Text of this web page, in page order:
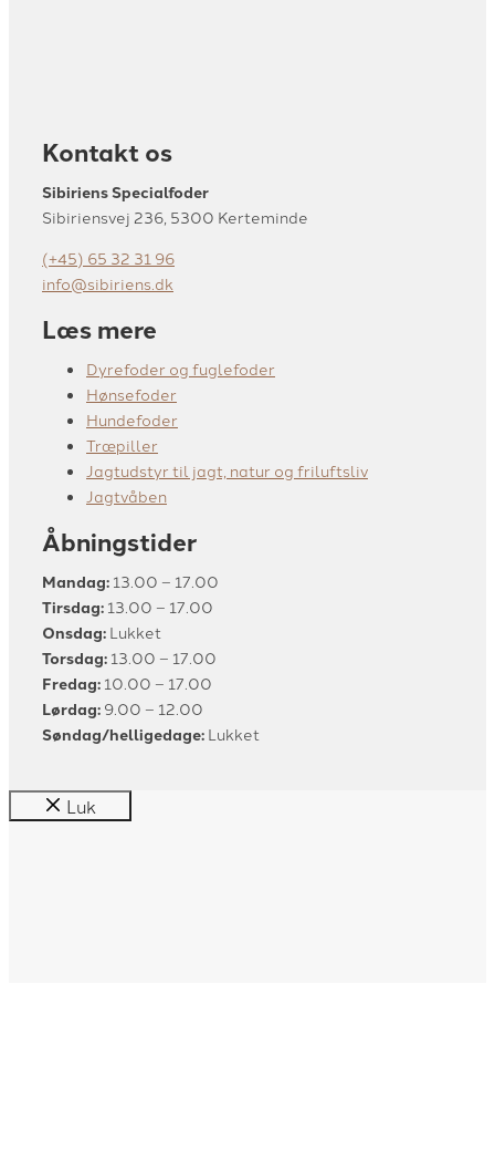
Kontakt os
Sibiriens Specialfoder
Sibiriensvej 236, 5300 Kerteminde
(+45) 65 32 31 96
info@sibiriens.dk
Læs mere
Dyrefoder og fuglefoder
Hønsefoder
Hundefoder
Træpiller
Jagtudstyr til jagt, natur og friluftsliv
Jagtvåben
Åbningstider
Mandag: 13.00 – 17.00
Tirsdag: 13.00 – 17.00
Onsdag: Lukket
Torsdag: 13.00 – 17.00
Fredag: 10.00 – 17.00
Lørdag: 9.00 – 12.00
Søndag/helligedage: Lukket
Luk